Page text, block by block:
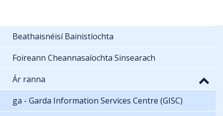
Beathaisnéisí Bainistíochta
Foireann Cheannasaíochta Sinsearach
Ár ranna
ga - Garda Information Services Centre (GISC)